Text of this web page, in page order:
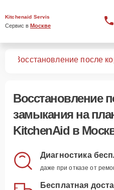
Kitchenaid Servis
Сервис в Москве
Восстановление после
Восстановление
замыканияна
KitchenAid в
Диагностика
даже при отказе от
Бесплатная